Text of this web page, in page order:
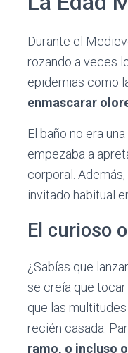
Durante el
rozando a veces
epidemias como
enmascarar
El baño no era
empezaba a
corporal.
invitado habitual
El curioso
¿Sabías que
se creía que
que las
recién casada.
ramo, o incluso